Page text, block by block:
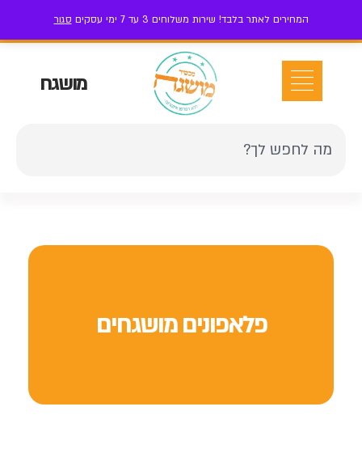
המחירים לאתר בלבד! שירות משלוחים 3 עד 7 ימי עסקים סגור
052-7-199-199 אזור אישי
מושגח
פלאפונים מושגחים